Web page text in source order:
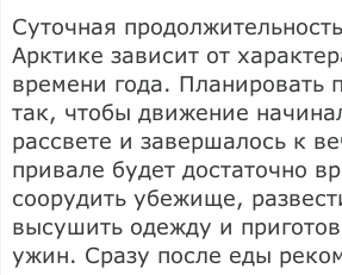
Суточная
Арктике зависит от
времени года. Планировать
так, чтобы движение
рассвете и завершалось к
привале будет достаточно
соорудить убежище,
высушить одежду и
ужин. Сразу после еды